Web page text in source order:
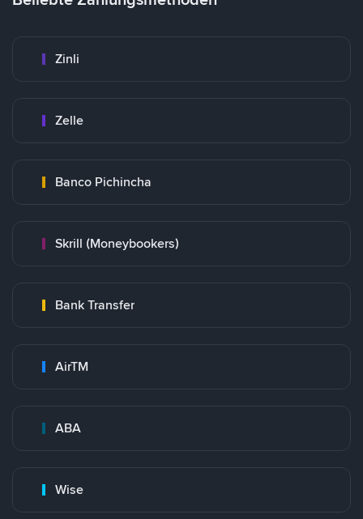
Zinli
Zelle
Banco Pichincha
Skrill (Moneybookers)
Bank Transfer
AirTM
ABA
Wise